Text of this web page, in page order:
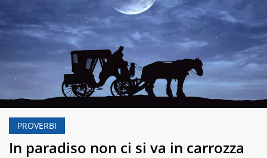
PROVERBI
In paradiso non ci si va in carrozza